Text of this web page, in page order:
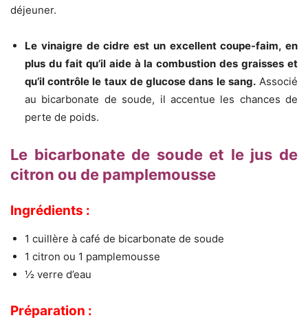
déjeuner.
Le vinaigre de cidre est un excellent coupe-faim, en
plus du fait qu’il aide à la combustion des graisses et
qu’il contrôle le taux de glucose dans le sang.Associé
au bicarbonate de soude, il accentue les chances de
perte de poids.
Le bicarbonate de soude et le jus de
citron ou de pamplemousse
Ingrédients :
1 cuillère à café de bicarbonate de soude
1 citron ou 1 pamplemousse
½ verre d’eau
Préparation :